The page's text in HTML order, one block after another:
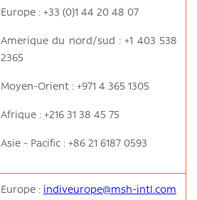
Europe : +33 (0)1 44 20 48 07
Amerique du nord/sud : +1 403 538
2365
Moyen-Orient : +971 4 365 1305
Afrique : +216 31 38 45 75
Asie - Pacific : +86 21 6187 0593
Europe : indiveurope@msh-intl.com